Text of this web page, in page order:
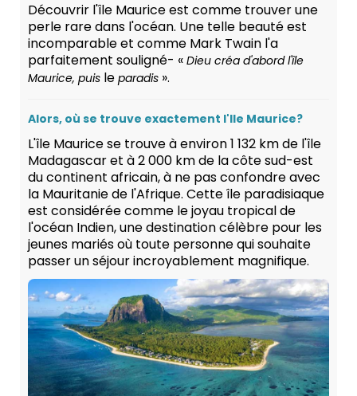
Découvrir l'île Maurice est comme trouver une
perle rare dans l'océan. Une telle beauté est
incomparable et comme Mark Twain l'a
parfaitement souligné- « Dieu créa d'abord l'île
Maurice, puis le paradis ».
Alors, où se trouve exactement l'Ile Maurice?
L'île Maurice se trouve à environ 1 132 km de l'île
Madagascar et à 2 000 km de la côte sud-est
du continent africain, à ne pas confondre avec
la Mauritanie de l'Afrique. Cette île paradisiaque
est considérée comme le joyau tropical de
l'océan Indien, une destination célèbre pour les
jeunes mariés où toute personne qui souhaite
passer un séjour incroyablement magnifique.